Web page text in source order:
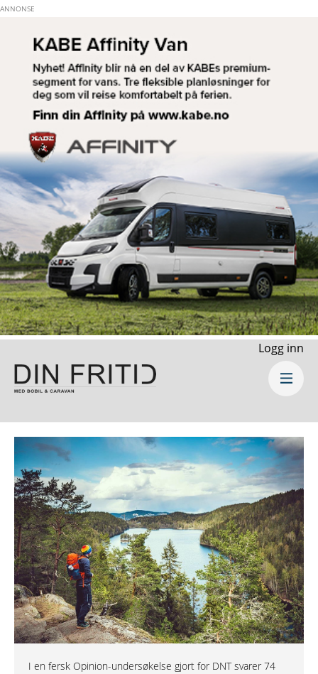
Logg inn
I en fersk Opinion-undersøkelse gjort for DNT svarer 74